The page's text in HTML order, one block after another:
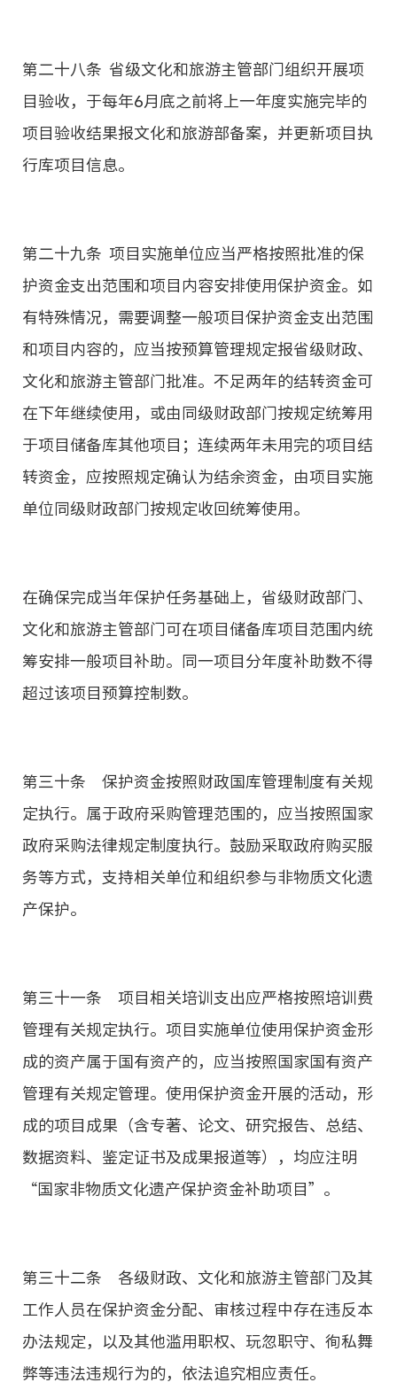
第二十八条 省级文化和旅游主管部门组织开展项
目验收，于每年6月底之前将上一年度实施完毕的
项目验收结果报文化和旅游部备案，并更新项目执
行库项目信息。
第二十九条 项目实施单位应当严格按照批准的保
护资金支出范围和项目内容安排使用保护资金。如
有特殊情况，需要调整一般项目保护资金支出范围
和项目内容的，应当按预算管理规定报省级财政、
文化和旅游主管部门批准。不足两年的结转资金可
在下年继续使用，或由同级财政部门按规定统筹用
于项目储备库其他项目；连续两年未用完的项目结
转资金，应按照规定确认为结余资金，由项目实施
单位同级财政部门按规定收回统筹使用。
在确保完成当年保护任务基础上，省级财政部门、
文化和旅游主管部门可在项目储备库项目范围内统
筹安排一般项目补助。同一项目分年度补助数不得
超过该项目预算控制数。
第三十条 保护资金按照财政国库管理制度有关规
定执行。属于政府采购管理范围的，应当按照国家
政府采购法律规定制度执行。鼓励采取政府购买服
务等方式，支持相关单位和组织参与非物质文化遗
产保护。
第三十一条 项目相关培训支出应严格按照培训费
管理有关规定执行。项目实施单位使用保护资金形
成的资产属于国有资产的，应当按照国家国有资产
管理有关规定管理。使用保护资金开展的活动，形
成的项目成果（含专著、论文、研究报告、总结、
数据资料、鉴定证书及成果报道等），均应注明
“国家非物质文化遗产保护资金补助项目”。
第三十二条 各级财政、文化和旅游主管部门及其
工作人员在保护资金分配、审核过程中存在违反本
办法规定，以及其他滥用职权、玩忽职守、徇私舞
弊等违法违规行为的，依法追究相应责任。